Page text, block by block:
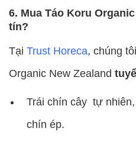
6. Mua Táo Koru
tín?
Tại Trust Horeca, chúng
Organic New Zealand
Trái chín cây tự
chín ép.